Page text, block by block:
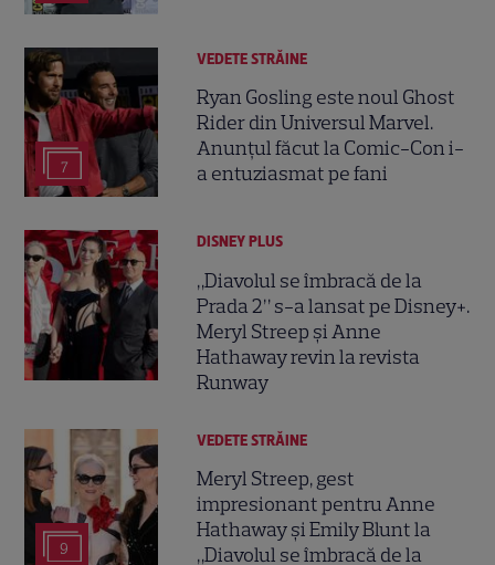
7
VEDETE STRĂINE
Ryan Gosling este noul Ghost
Rider din Universul Marvel.
Anunțul făcut la Comic-Con i-
a entuziasmat pe fani
DISNEY PLUS
„Diavolul se îmbracă de la
Prada 2” s-a lansat pe Disney+.
Meryl Streep și Anne
Hathaway revin la revista
Runway
9
VEDETE STRĂINE
Meryl Streep, gest
impresionant pentru Anne
Hathaway și Emily Blunt la
„Diavolul se îmbracă de la